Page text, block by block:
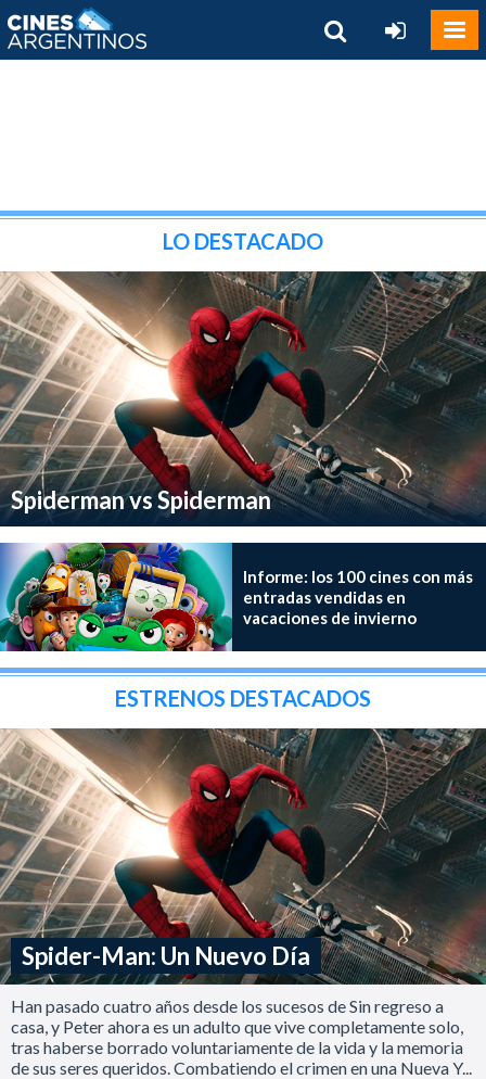
LO DESTACADO
Spiderman vs Spiderman
Informe: los 100 cines con más
entradas vendidas en
vacaciones de invierno
ESTRENOS DESTACADOS
Spider-Man: Un Nuevo Día
Han pasado cuatro años desde los sucesos de Sin regreso a
casa, y Peter ahora es un adulto que vive completamente solo,
tras haberse borrado voluntariamente de la vida y la memoria
de sus seres queridos. Combatiendo el crimen en una Nueva Y...